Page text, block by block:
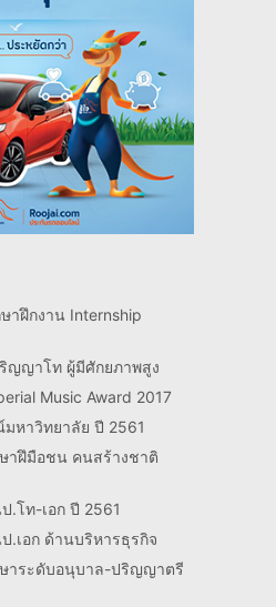
าฝึกงาน Internship
ญญาโท ผู้มีศักยภาพสูง
Music Award 2017
หาวิทยาลัย ปี 2561
าฝึมือชน คนสร้างชาติ
โท-เอก ปี 2561
.เอก ด้านบริหารธุรกิจ
าระดับอนุบาล-ปริญญาตรี